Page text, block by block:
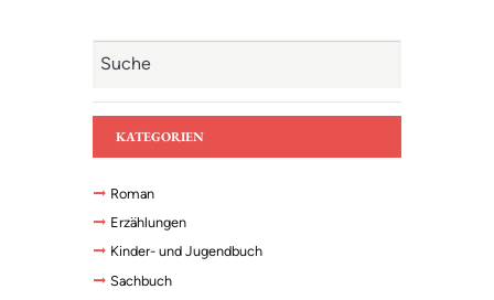
KATEGORIEN
Roman
Erzählungen
Kinder- und Jugendbuch
Sachbuch